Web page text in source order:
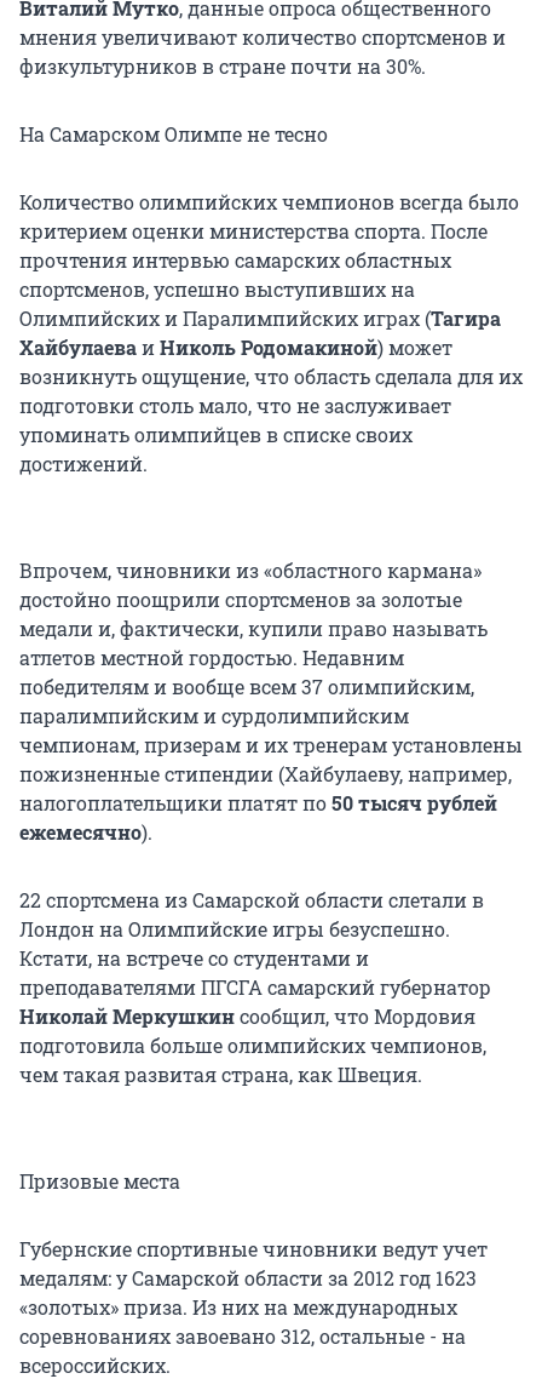
Виталий Мутко, данные опроса общественного
мнения увеличивают количество спортсменов и
физкультурников в стране почти на 30%.
На Самарском Олимпе не тесно
Количество олимпийских чемпионов всегда было
критерием оценки министерства спорта. После
прочтения интервью самарских областных
спортсменов, успешно выступивших на
Олимпийских и Паралимпийских играх (Тагира
ХайбулаеваиНиколь Родомакиной) может
возникнуть ощущение, что область сделала для их
подготовки столь мало, что не заслуживает
упоминать олимпийцев в списке своих
достижений.
Впрочем, чиновники из «областного кармана»
достойно поощрили спортсменов за золотые
медали и, фактически, купили право называть
атлетов местной гордостью. Недавним
победителям и вообще всем 37 олимпийским,
паралимпийским и сурдолимпийским
чемпионам, призерам и их тренерам установлены
пожизненные стипендии (Хайбулаеву, например,
налогоплательщики платят по50 тысяч рублей
ежемесячно).
22 спортсмена из Самарской области слетали в
Лондон на Олимпийские игры безуспешно.
Кстати, на встрече со студентами и
преподавателями ПГСГА самарский губернатор
Николай Меркушкинсообщил, что Мордовия
подготовила больше олимпийских чемпионов,
чем такая развитая страна, как Швеция.
Призовые места
Губернские спортивные чиновники ведут учет
медалям: у Самарской области за 2012 год 1623
«золотых» приза. Из них на международных
соревнованиях завоевано 312, остальные - на
всероссийских.